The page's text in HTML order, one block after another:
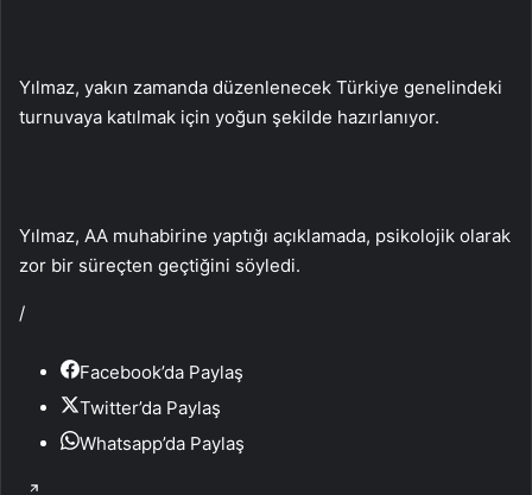
Yılmaz, yakın zamanda düzenlenecek Türkiye genelindeki
turnuvaya katılmak için yoğun şekilde hazırlanıyor.
Yılmaz, AA muhabirine yaptığı açıklamada, psikolojik olarak
zor bir süreçten geçtiğini söyledi.
/
Facebook’da Paylaş
Twitter’da Paylaş
Whatsapp’da Paylaş